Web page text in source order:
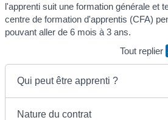
l'apprenti suit une formation générale et
centre de formation d'apprentis (CFA)
pouvant aller de 6 mois à 3 ans.
Tout replier
Qui peut être apprenti ?
Nature du contrat